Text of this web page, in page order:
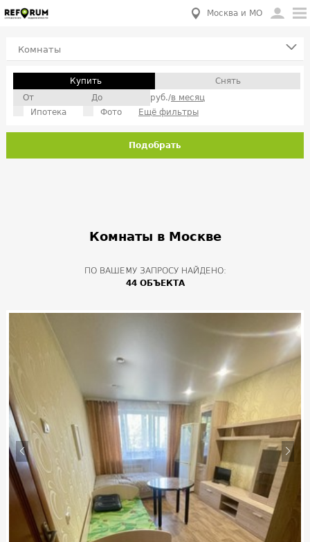
Москва и МО
Комнаты
Купить
Снять
руб./в месяц
Ипотека
Фото Ещё фильтры
Подобрать
Комнаты в Москве
ПО ВАШЕМУ ЗАПРОСУ НАЙДЕНО:
44 ОБЪЕКТА